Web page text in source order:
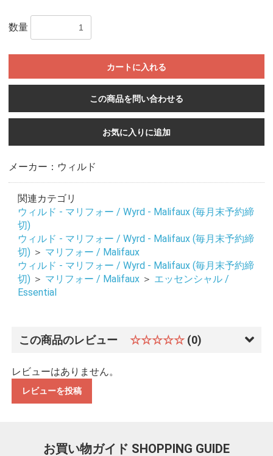
数量
カートに入れる
この商品を問い合わせる
お気に入りに追加
メーカー：ウィルド
関連カテゴリ
ウィルド - マリフォー / Wyrd - Malifaux (毎月末予約締
切)
ウィルド - マリフォー / Wyrd - Malifaux (毎月末予約締
切) ＞ マリフォー / Malifaux
ウィルド - マリフォー / Wyrd - Malifaux (毎月末予約締
切) ＞ マリフォー / Malifaux ＞ エッセンシャル /
Essential
この商品のレビュー ☆☆☆☆☆ (0)
レビューはありません。
レビューを投稿
お買い物ガイド SHOPPING GUIDE